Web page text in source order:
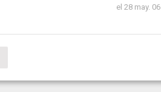
el 28 may. 06